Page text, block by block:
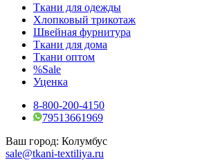
Ткани для одежды
Хлопковый трикотаж
Швейная фурнитура
Ткани для дома
Ткани оптом
%Sale
Уценка
8-800-200-4150
79513661969
Ваш город: Колумбус
sale@tkani-textiliya.ru